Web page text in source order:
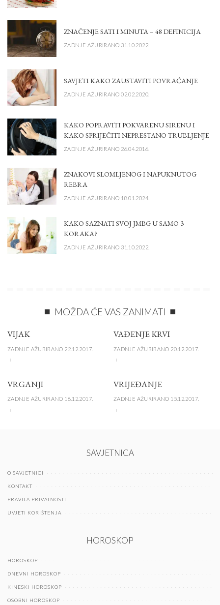
ZNAČENJE SATI I MINUTA – 48 DEFINICIJA
ZADNJE AŽURIRANO 31.10.2022.
SAVJETI KAKO ZAUSTAVITI POVRAĆANJE
ZADNJE AŽURIRANO 02.02.2020.
KAKO POPRAVITI POKVARENU SIRENU I
KAKO SPRIJEČITI NEPRESTANO TRUBLJENJE
ZADNJE AŽURIRANO 26.04.2016.
ZNAKOVI SLOMLJENOG I NAPUKNUTOG
REBRA
ZADNJE AŽURIRANO 18.01.2024.
KAKO SAZNATI SVOJ JMBG U SAMO 3
KORAKA?
ZADNJE AŽURIRANO 31.10.2022.
MOŽDA ĆE VAS ZANIMATI
VIJAK
ZADNJE AŽURIRANO 22.12.2017.
VAĐENJE KRVI
ZADNJE AŽURIRANO 20.12.2017.
VRGANJI
ZADNJE AŽURIRANO 18.12.2017.
VRIJEĐANJE
ZADNJE AŽURIRANO 15.12.2017.
SAVJETNICA
O SAVJETNICI
KONTAKT
PRAVILA PRIVATNOSTI
UVJETI KORIŠTENJA
HOROSKOP
HOROSKOP
DNEVNI HOROSKOP
KINESKI HOROSKOP
OSOBNI HOROSKOP